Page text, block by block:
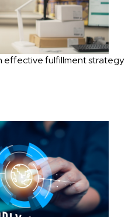
effective fulfillment strategy